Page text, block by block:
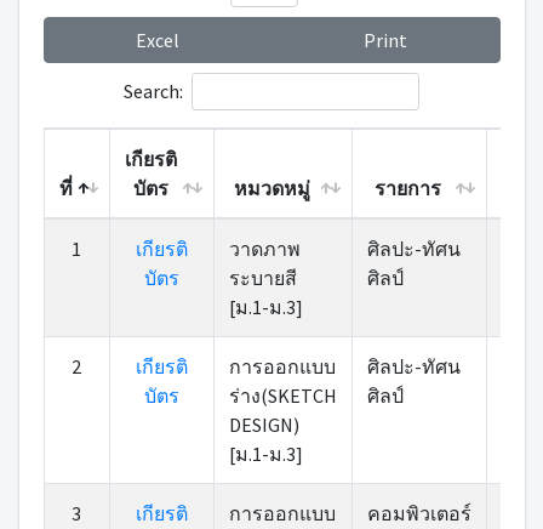
Excel Print
Search:
ที่
เกียรติ
บัตร
หมวดหมู่ รายการ
เกียรติ
บัตร
รายการ
1
เกียรติ
บัตร
วาดภาพ
ระบายสี
[ม.1-ม.3]
ศิลปะ-ทัศน
ศิลป์
2
เกียรติ
บัตร
การออกแบบ
ร่าง(SKETCH
DESIGN)
[ม.1-ม.3]
ศิลปะ-ทัศน
ศิลป์
3
เกียรติ
การออกแบบ
คอมพิวเตอร์